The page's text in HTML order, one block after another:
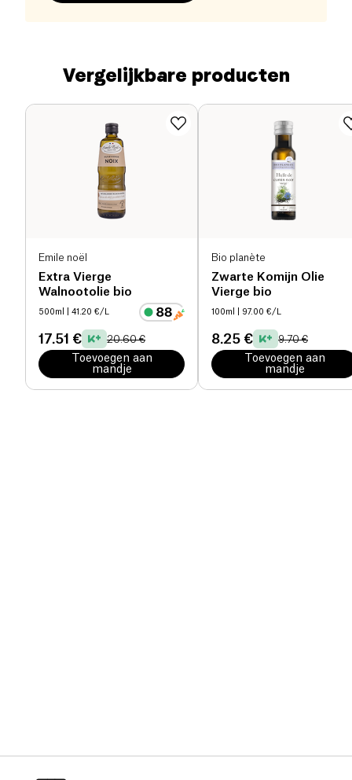
Vergelijkbare producten
Emile noël
Extra Vierge
Walnootolie bio
500ml | 41.20 €/L
17.51 € 20.60 €
Toevoegen aan
mandje
Bio planète
Zwarte Komijn Olie
Vierge bio
100ml | 97.00 €/L
8.25 € 9.70 €
Toevoegen aan
mandje